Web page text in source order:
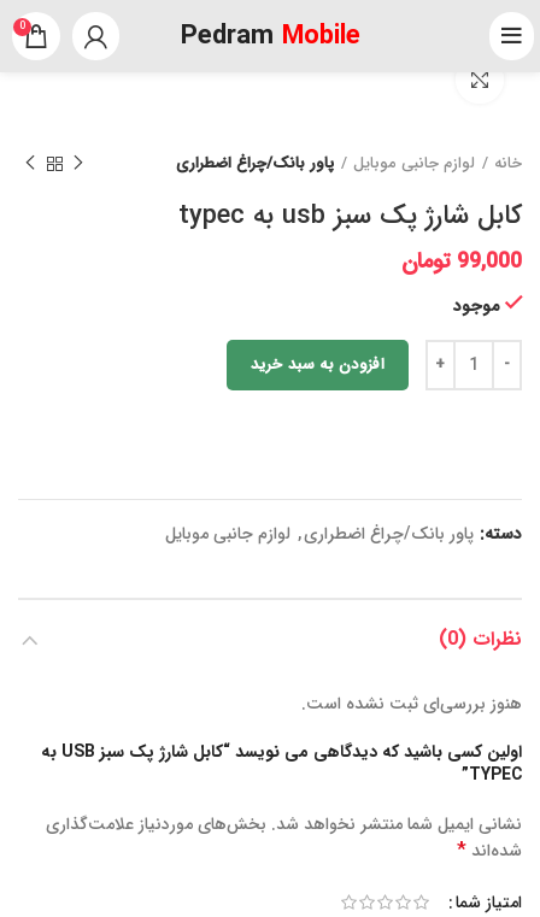
Pedram Mobile
0
خانه لوازم جانبی موبایل پاور بانک/چراغ اضطراری
کابل شارژ پک سبز usb به typec
99,000 تومان
موجود
افزودن به سبد خرید
دسته: پاور بانک/چراغ اضطراری, لوازم جانبی موبایل
نظرات (0)
هنوز بررسی‌ای ثبت نشده است.
اولین کسی باشید که دیدگاهی می نویسد “کابل شارژ پک سبز USB به
TYPEC”
نشانی ایمیل شما منتشر نخواهد شد. بخش‌های موردنیاز علامت‌گذاری
شده‌اند *
امتیاز شما